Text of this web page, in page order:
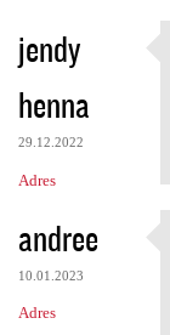
jendy
henna
29.12.2022
Adres
I
andree
10.01.2023
Adres